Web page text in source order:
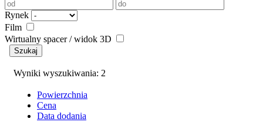
Rynek
Film
Wirtualny spacer / widok 3D
Szukaj
Wyniki wyszukiwania: 2
Powierzchnia
Cena
Data dodania